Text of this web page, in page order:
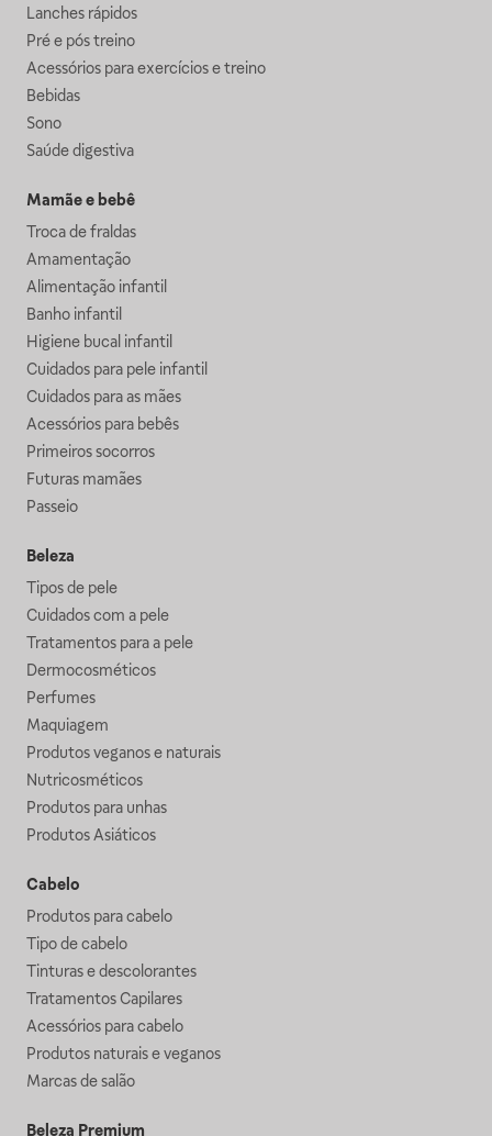
Lanches rápidos
Pré e pós treino
Acessórios para exercícios e treino
Bebidas
Sono
Saúde digestiva
Mamãe e bebê
Troca de fraldas
Amamentação
Alimentação infantil
Banho infantil
Higiene bucal infantil
Cuidados para pele infantil
Cuidados para as mães
Acessórios para bebês
Primeiros socorros
Futuras mamães
Passeio
Beleza
Tipos de pele
Cuidados com a pele
Tratamentos para a pele
Dermocosméticos
Perfumes
Maquiagem
Produtos veganos e naturais
Nutricosméticos
Produtos para unhas
Produtos Asiáticos
Cabelo
Produtos para cabelo
Tipo de cabelo
Tinturas e descolorantes
Tratamentos Capilares
Acessórios para cabelo
Produtos naturais e veganos
Marcas de salão
Beleza Premium